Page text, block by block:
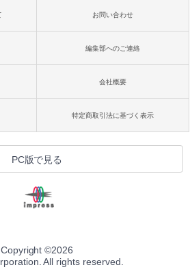
お問い合わせ
編集部へのご連絡
会社概要
特定商取引法に基づく表示
PC版で見る
Copyright ©2026
All rights reserved.